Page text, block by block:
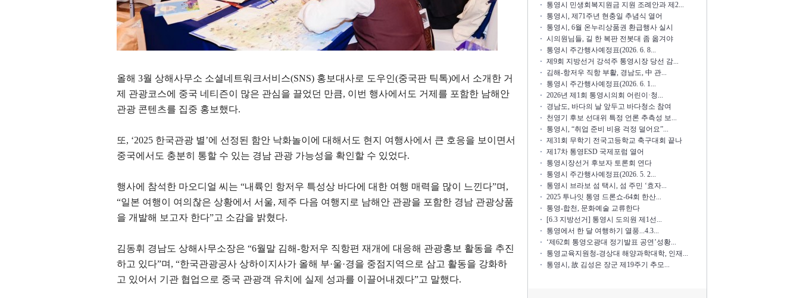
올해 3월 상해사무소 소셜네트워크서비스(SNS) 홍보대사로 도우인(중국판 틱톡)에서 소개한 거
제 관광코스에 중국 네티즌이 많은 관심을 끌었던 만큼, 이번 행사에서도 거제를 포함한 남해안
관광 콘텐츠를 집중 홍보했다.
또, ‘2025 한국관광 별’에 선정된 함안 낙화놀이에 대해서도 현지 여행사에서 큰 호응을 보이면서
중국에서도 충분히 통할 수 있는 경남 관광 가능성을 확인할 수 있었다.
행사에 참석한 마오디얼 씨는 “내륙인 항저우 특성상 바다에 대한 여행 매력을 많이 느낀다”며 ,
“일본 여행이 여의찮은 상황에서 서울, 제주 다음 여행지로 남해안 관광을 포함한 경남 관광상품
을 개발해 보고자 한다”고 소감을 밝혔다.
김동휘 경남도 상해사무소장은 “6월말 김해-항저우 직항편 재개에 대응해 관광홍보 활동을 추진
하고 있다”며 , “한국관광공사 상하이지사가 올해 부·울·경을 중점지역으로 삼고 활동을 강화하
고 있어서 기관 협업으로 중국 관광객 유치에 실제 성과를 이끌어내겠다”고 말했다.
통영시 민생회복지원금 지원 조례안과 제2...
통영시, 제71주년 현충일 추념식 열어
통영시, 6월 온누리상품권 환급행사 실시
시의원님들, 길 한 복판 전봇대 좀 옮겨야
통영시 주간행사예정표(2026. 6. 8...
제9회 지방선거 강석주 통영시장 당선 감...
김해-항저우 직항 부활, 경남도, 中 관...
통영시 주간행사예정표(2026. 6. 1...
2026년 제1회 통영시의회 어린이·청...
경남도, 바다의 날 앞두고 바다청소 참여
천영기 후보 선대위 특정 언론 추측성 보...
통영시, “취업 준비 비용 걱정 덜어요”...
제31회 무학기 전국고등학교 축구대회 끝나
제17차 통영ESD 국제포럼 열어
통영시장선거 후보자 토론회 연다
통영시 주간행사예정표(2026. 5. 2...
통영시 브라보 섬 택시, 섬 주민 ‘효자...
2025 투나잇 통영 드론쇼-64회 한산...
통영-합천, 문화예술 교류한다
[6.3 지방선거] 통영시 도의원 제1선...
통영에서 한 달 여행하기 열풍...4.3...
‘제62회 통영오광대 정기발표 공연’성황...
통영교육지원청-경상대 해양과학대학, 인재...
통영시, 故 김성은 장군 제19주기 추모...